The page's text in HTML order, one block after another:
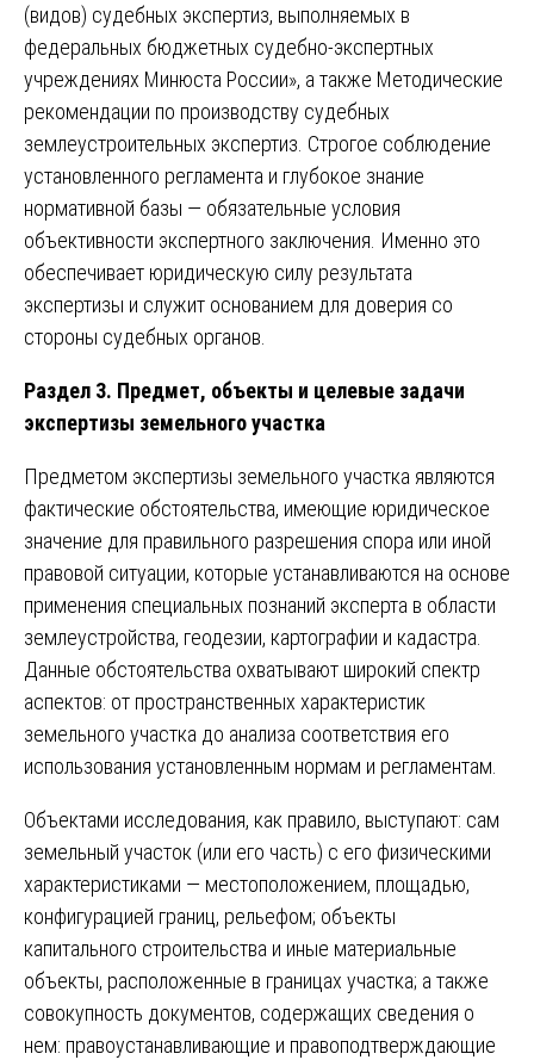
(видов) судебных экспертиз, выполняемых в
федеральных бюджетных судебно-экспертных
учреждениях Минюста России», а также Методические
рекомендации по производству судебных
землеустроительных экспертиз. Строгое соблюдение
установленного регламента и глубокое знание
нормативной базы — обязательные условия
объективности экспертного заключения. Именно это
обеспечивает юридическую силу результата
экспертизы и служит основанием для доверия со
стороны судебных органов.
Раздел 3. Предмет, объекты и целевые задачи
экспертизы земельного участка
Предметом экспертизы земельного участка являются
фактические обстоятельства, имеющие юридическое
значение для правильного разрешения спора или иной
правовой ситуации, которые устанавливаются на основе
применения специальных познаний эксперта в области
землеустройства, геодезии, картографии и кадастра.
Данные обстоятельства охватывают широкий спектр
аспектов: от пространственных характеристик
земельного участка до анализа соответствия его
использования установленным нормам и регламентам.
Объектами исследования, как правило, выступают: сам
земельный участок (или его часть) с его физическими
характеристиками — местоположением, площадью,
конфигурацией границ, рельефом; объекты
капитального строительства и иные материальные
объекты, расположенные в границах участка; а также
совокупность документов, содержащих сведения о
нем: правоустанавливающие и правоподтверждающие